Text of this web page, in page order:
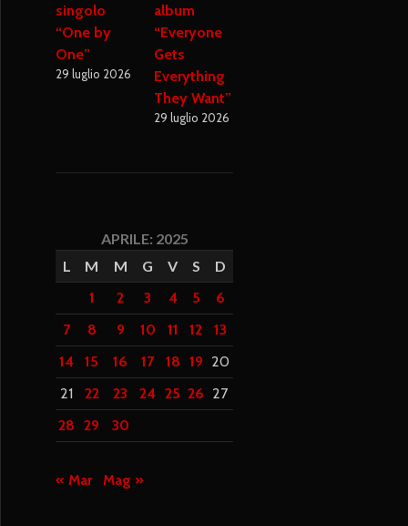
singolo
“One by
One”
29 luglio 2026
album
“Everyone
Gets
Everything
They Want”
29 luglio 2026
APRILE: 2025
L
M M G V S
D
1
2 3 4 5
6
7
8 9 10 11 12
13
14
15 16 17 18 19 20
21
22 23 24 25 26 27
28 29 30
« Mar Mag »